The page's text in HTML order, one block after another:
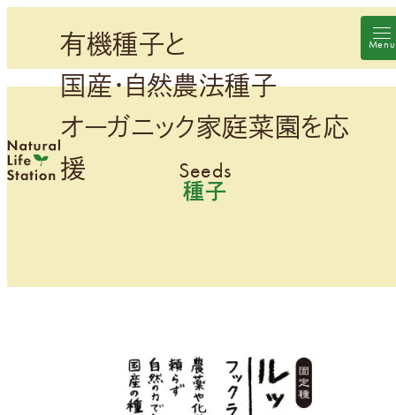
ン
コ
テ
ン
有機種子と
国産・自然農法種子
オーガニック家庭菜園を応
援
種子